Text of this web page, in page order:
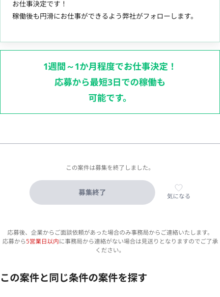
お仕事決定です！
稼働後も円滑にお仕事ができるよう弊社がフォローします。
1週間～1か月程度でお仕事決定！
応募から最短3日での稼働も
可能です。
この案件は募集を終了しました。
募集終了 気になる
応募後、企業からご面談依頼があった場合のみ事務局からご連絡いたします。
応募から5営業日以内に事務局から連絡がない場合は見送りとなりますのでご了承
ください。
この案件と同じ条件の案件を探す